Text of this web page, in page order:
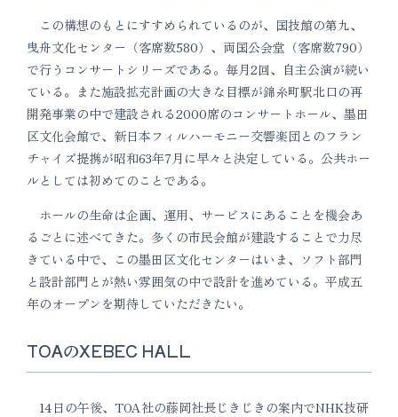
この構想のもとにすすめられているのが、国技館の第九、
曳舟文化センター（客席数580）、両国公会堂（客席数790）
で行うコンサートシリーズである。毎月2回、自主公演が続い
ている。また施設拡充計画の大きな目標が錦糸町駅北口の再
開発事業の中で建設される2000席のコンサートホール、墨田
区文化会館で、新日本フィルハーモニー交響楽団とのフラン
チャイズ提携が昭和63年7月に早々と決定している。公共ホー
ルとしては初めてのことである。
ホールの生命は企画、運用、サービスにあることを機会あ
るごとに述べてきた。多くの市民会館が建設することで力尽
きている中で、この墨田区文化センターはいま、ソフト部門
と設計部門とが熱い雰囲気の中で設計を進めている。平成五
年のオープンを期待していただきたい。
TOAのXEBEC HALL
14日の午後、TOA社の藤岡社長じきじきの案内でNHK技研